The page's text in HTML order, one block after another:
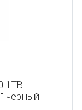
1TB
черный